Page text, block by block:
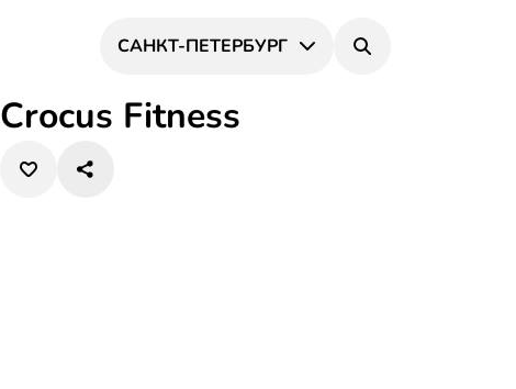
САНКТ-ПЕТЕРБУРГ
Crocus Fitness